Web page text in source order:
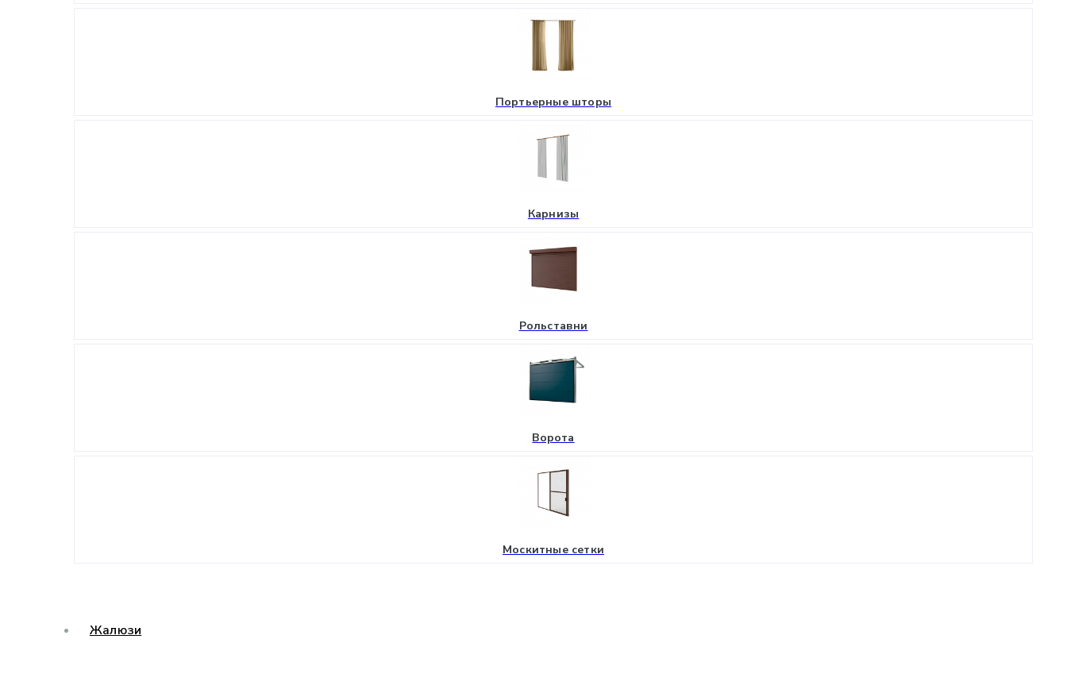
Портьерные шторы
Карнизы
Рольставни
Ворота
Москитные сетки
Жалюзи